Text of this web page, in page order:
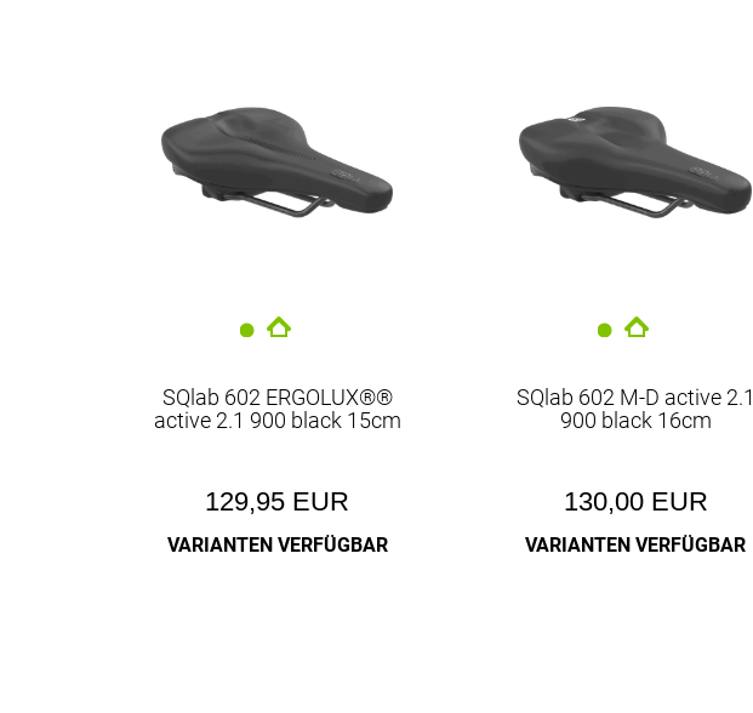
SQlab 602 ERGOLUX®®
active 2.1 900 black 15cm
129,95 EUR
VARIANTEN VERFÜGBAR
SQlab 602 M-D active 2.1
900 black 16cm
130,00 EUR
VARIANTEN VERFÜGBAR